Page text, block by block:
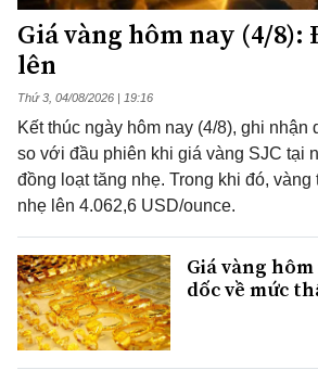
Giá vàng hôm nay (4/8):
lên
Thứ 3, 04/08/2026 | 19:16
Kết thúc ngày hôm nay (4/8), ghi nhận
so với đầu phiên khi giá vàng SJC tại
đồng loạt tăng nhẹ. Trong khi đó,
nhẹ lên 4.062,6 USD/ounce.
Giá vàng
dốc về mức